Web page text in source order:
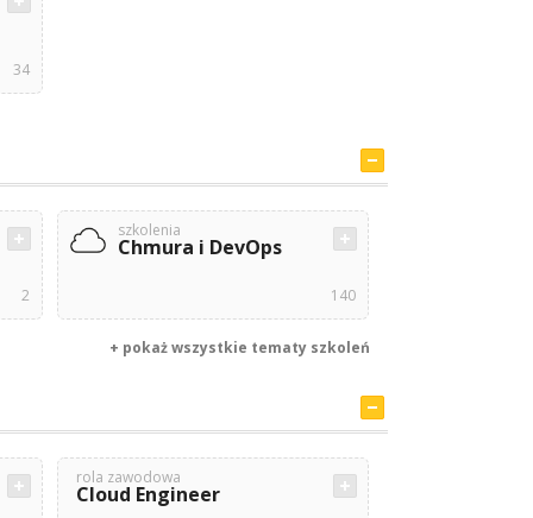
34
2
szkolenia
Chmura i DevOps
140
+ pokaż wszystkie tematy szkoleń
rola zawodowa
Cloud Engineer